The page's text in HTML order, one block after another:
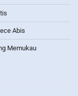
Abis
Memukau